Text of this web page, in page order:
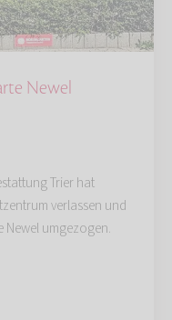
Newel
Trier hat
verlassen und
Newel umgezogen.